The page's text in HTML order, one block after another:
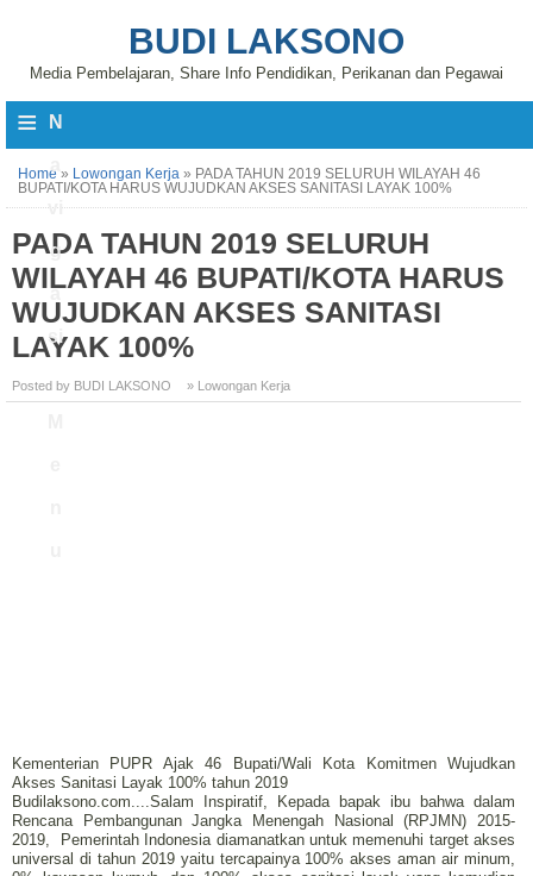
BUDI LAKSONO
Media Pembelajaran, Share Info Pendidikan, Perikanan dan Pegawai
≡ N
vi
g
a
si
Home » Lowongan Kerja » PADA TAHUN 2019 SELURUH WILAYAH 46
BUPATI/KOTA HARUS WUJUDKAN AKSES SANITASI LAYAK 100%
PADA TAHUN 2019 SELURUH
WILAYAH 46 BUPATI/KOTA HARUS
WUJUDKAN AKSES SANITASI
LAYAK 100%
Posted by BUDI LAKSONO » Lowongan Kerja
Kementerian PUPR Ajak 46 Bupati/Wali Kota Komitmen Wujudkan
Akses Sanitasi Layak 100% tahun 2019
Budilaksono.com....Salam Inspiratif, Kepada bapak ibu bahwa dalam
Rencana Pembangunan Jangka Menengah Nasional (RPJMN) 2015-
2019, Pemerintah Indonesia diamanatkan untuk memenuhi target akses
universal di tahun 2019 yaitu tercapainya 100% akses aman air minum,